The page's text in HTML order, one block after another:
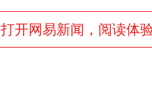
打开网易新闻，阅读体